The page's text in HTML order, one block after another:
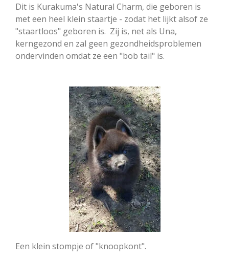
Dit is Kurakuma's Natural Charm, die geboren is
met een heel klein staartje - zodat het lijkt alsof ze
"staartloos" geboren is. Zij is, net als Una,
kerngezond en zal geen gezondheidsproblemen
ondervinden omdat ze een "bob tail" is.
Een klein stompje of "knoopkont".